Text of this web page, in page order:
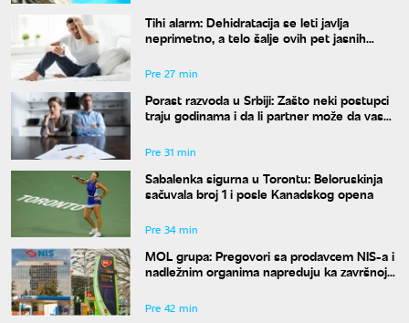
Tihi alarm: Dehidratacija se leti javlja
neprimetno, a telo šalje ovih pet jasnih
Pre 27 min
Porast razvoda u Srbiji: Zašto neki postupci
traju godinama i da li partner može da vas
Pre 31 min
Sabalenka sigurna u Torontu: Beloruskinja
sačuvala broj 1 i posle Kanadskog opena
Pre 34 min
MOL grupa: Pregovori sa prodavcem NIS-a i
nadležnim organima napreduju ka završnoj
Pre 42 min